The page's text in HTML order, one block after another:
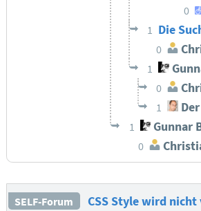
0
1 Die
0
1
0
1
1 Gunnar
0
SELF-Forum
CSS Style wird